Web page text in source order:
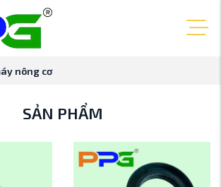
nông cơ
SẢN PHẨM